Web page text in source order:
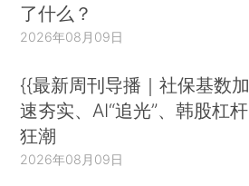
了什么？
2026年08月09日
{{最新周刊导播｜社保基数加
速夯实、AI“追光”、韩股杠杆
狂潮
2026年08月09日